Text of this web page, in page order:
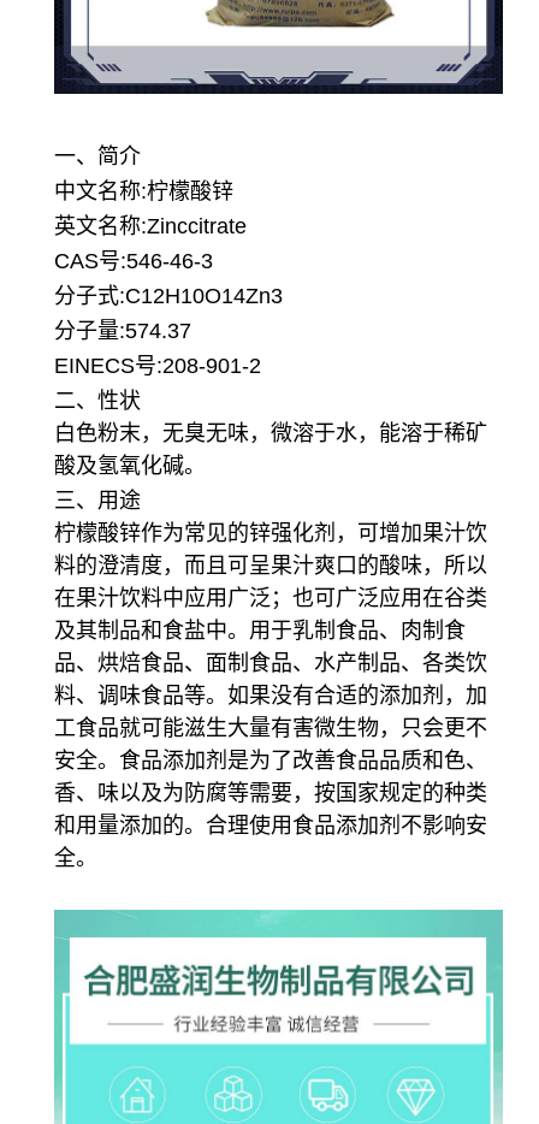
一、简介
中文名称:柠檬酸锌
英文名称:Zinccitrate
CAS号:546-46-3
分子式:C12H10O14Zn3
分子量:574.37
EINECS号:208-901-2
二、性状
白色粉末，无臭无味，微溶于水，能溶于稀矿
酸及氢氧化碱。
三、用途
柠檬酸锌作为常见的锌强化剂， 可增加果汁饮
料的澄清度，而且可呈果汁爽口的酸味，所以
在果汁饮料中应用广泛；也可广泛应用在谷类
及其制品和食盐中。 用于乳制食品、肉制食
品、烘焙食品、面制食品、水产制品、各类饮
料、调味食品等。如果没有合适的添加剂，加
工食品就可能滋生大量有害微生物，只会更不
安全。食品添加剂是为了改善食品品质和色、
香、味以及为防腐等需要，按国家规定的种类
和用量添加的。合理使用食品添加剂不影响安
全。